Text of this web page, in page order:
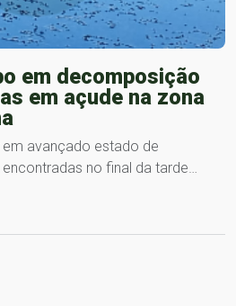
em decomposição
em açude na zona
avançado estado de
no final da tarde…